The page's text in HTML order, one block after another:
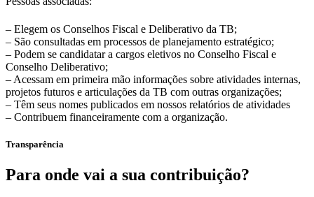
– Elegem os Conselhos Fiscal e Deliberativo da TB;
– São consultadas em processos de planejamento estratégico;
– Podem se candidatar a cargos eletivos no Conselho Fiscal e
Conselho Deliberativo;
– Acessam em primeira mão informações sobre atividades internas,
projetos futuros e articulações da TB com outras organizações;
– Têm seus nomes publicados em nossos relatórios de atividades
– Contribuem financeiramente com a organização.
Transparência
Para onde vai a sua contribuição?